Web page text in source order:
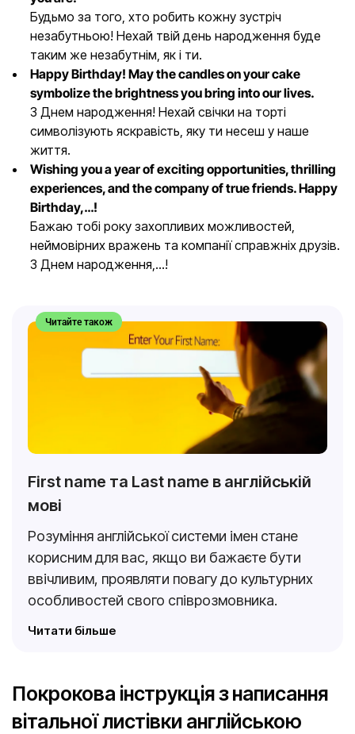
Будьмо за того, хто робить кожну зустріч
незабутньою! Нехай твій день народження буде
таким же незабутнім, як і ти.
Happy Birthday! May the candles on your cake
symbolize the brightness you bring into our lives.
З Днем народження! Нехай свічки на торті
символізують яскравість, яку ти несеш у наше
життя.
Wishing you a year of exciting opportunities, thrilling
experiences, and the company of true friends. Happy
Birthday,…!
Бажаю тобі року захопливих можливостей,
неймовірних вражень та компанії справжніх друзів.
З Днем народження,…!
First name та Last name в англійській
мові
Читайте також
Розуміння англійської системи імен стане
корисним для вас, якщо ви бажаєте бути
ввічливим, проявляти повагу до культурних
особливостей свого співрозмовника.
Читати більше
Покрокова інструкція з написання
вітальної листівки англійською